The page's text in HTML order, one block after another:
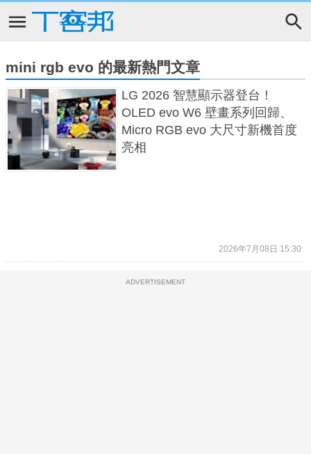
mini rgb evo 的最新熱門文章
LG 2026 智慧顯示器登台！
OLED evo W6 壁畫系列回歸、
Micro RGB evo 大尺寸新機首度
亮相
2026年7月08日 15:30
ADVERTISEMENT